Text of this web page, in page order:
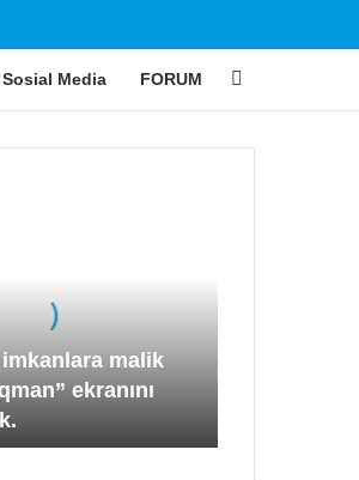
Sosial Media FORUM
imkanlara malik
ekranını